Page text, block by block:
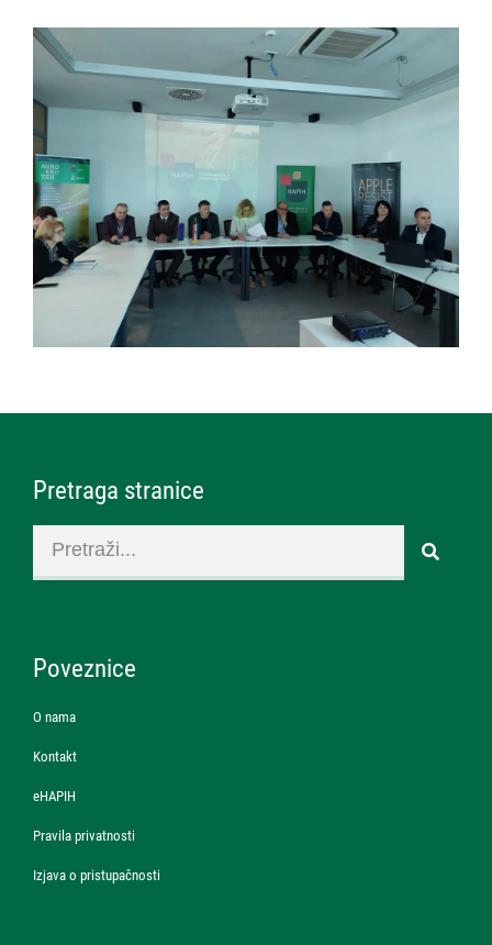
Pretraga stranice
Poveznice
O nama
Kontakt
eHAPIH
Pravila privatnosti
Izjava o pristupačnosti